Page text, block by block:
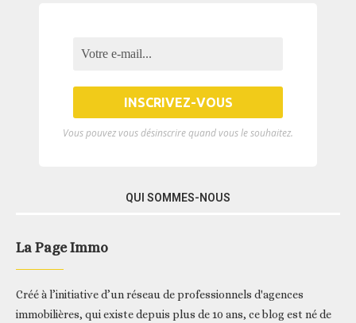
Vous pouvez vous désinscrire quand vous le souhaitez.
QUI SOMMES-NOUS
La Page Immo
Créé à l’initiative d’un réseau de professionnels d'agences
immobilières, qui existe depuis plus de 10 ans, ce blog est né de